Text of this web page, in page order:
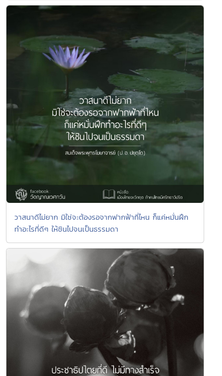
วาสนาดีไม่ยาก มิใช่จะต้องรอจากฟากฟ้าที่ไหน ก็แค่หมั่นฝึก
ทำอะไรที่ดีๆ ให้ชินไปจนเป็นธรรมดา